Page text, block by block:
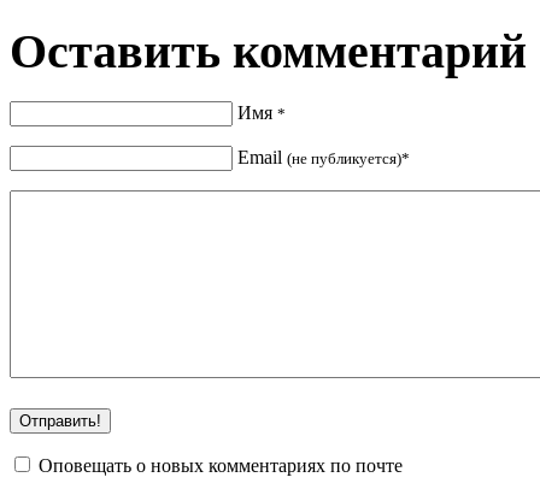
Оставить комментарий
Имя *
Email (не публикуется)*
Оповещать о новых комментариях по почте